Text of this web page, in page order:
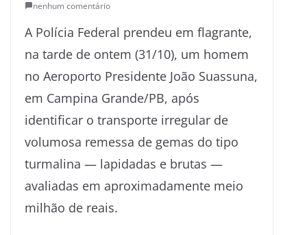
nenhum comentário
A Polícia Federal prendeu em flagrante,
na tarde de ontem (31/10), um homem
no Aeroporto Presidente João Suassuna,
em Campina Grande/PB, após
identificar o transporte irregular de
volumosa remessa de gemas do tipo
turmalina — lapidadas e brutas —
avaliadas em aproximadamente meio
milhão de reais.